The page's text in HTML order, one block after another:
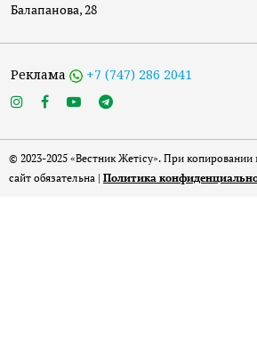
Балапанова, 28
Реклама +7 (747) 286 2041
© 2023-2025 «Вестник Жетісу». При
сайт обязательна | Политика